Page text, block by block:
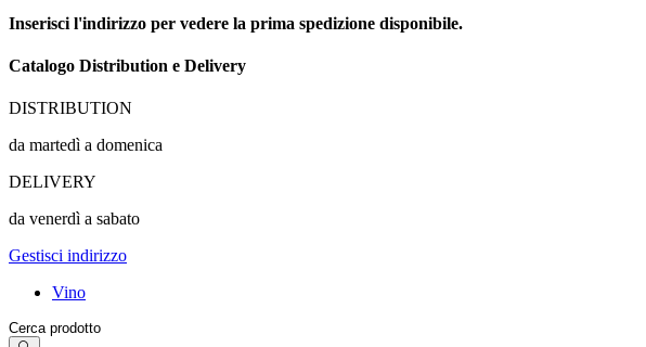
Inserisci l'indirizzo per vedere la prima spedizione disponibile.
Catalogo Distribution e Delivery
DISTRIBUTION
da martedì a domenica
DELIVERY
da venerdì a sabato
Gestisci indirizzo
Vino